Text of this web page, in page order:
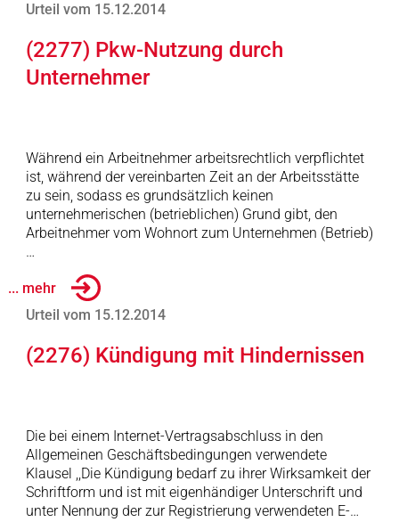
Urteil vom 15.12.2014
(2277) Pkw-Nutzung durch
Unternehmer
Während ein Arbeitnehmer arbeitsrechtlich verpflichtet
ist, während der vereinbarten Zeit an der Arbeitsstätte
zu sein, sodass es grundsätzlich keinen
unternehmerischen (betrieblichen) Grund gibt, den
Arbeitnehmer vom Wohnort zum Unternehmen (Betrieb)
…
... mehr
Urteil vom 15.12.2014
(2276) Kündigung mit Hindernissen
Die bei einem Internet-Vertragsabschluss in den
Allgemeinen Geschäftsbedingungen verwendete
Klausel ,,Die Kündigung bedarf zu ihrer Wirksamkeit der
Schriftform und ist mit eigenhändiger Unterschrift und
unter Nennung der zur Registrierung verwendeten E-…